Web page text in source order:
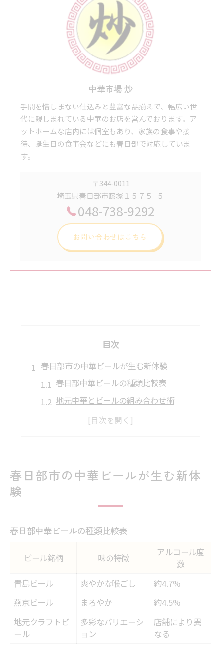
中華市場 炒
手間を惜しまない仕込みと豊富な品揃えで、幅広い世
代に親しまれている中華のお店を営んでおります。ア
ットホームな店内には個室もあり、家族の食事や接
待、誕生日の食事会などにも春日部で対応していま
す。
〒344-0011
埼玉県春日部市藤塚１５７５−５
048-738-9292
お問い合わせはこちら
目次
春日部市の中華ビールが生む新体験
春日部中華ビールの種類比較表
地元中華とビールの組み合わせ術
春日部で味わう本格中華の新発見
中華とビールで味わう春日部の魅力
春日部で楽しむ中華の定番メニュー
春日部の中華宴会で盛り上がるコツ
中華とビールで広がる春日部の楽しみ
春日部中華の楽しみ方アイデア集
地元で人気の中華料理シーン
春日部で中華とビールを味わう休日
中華ビールで盛り上がる春日部の夜
春日部市の中華ビールが生む新体
験
春日部中華ビールの種類比較表
ビール銘柄 味の特徴
アルコール度
数
青島ビール
爽やかな喉ごし
約4.7%
燕京ビール
まろやか
約4.5%
地元クラフトビ
ール
多彩なバリエーシ
ョン
店舗により異
なる